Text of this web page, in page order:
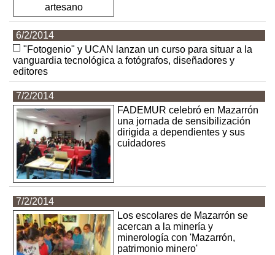
6/2/2014
"Fotogenio" y UCAN lanzan un curso para situar a la
vanguardia tecnológica a fotógrafos, diseñadores y
editores
7/2/2014
FADEMUR celebró en Mazarrón
una jornada de sensibilización
dirigida a dependientes y sus
cuidadores
7/2/2014
Los escolares de Mazarrón se
acercan a la minería y
minerología con 'Mazarrón,
patrimonio minero'